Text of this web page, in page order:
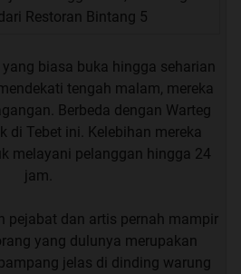
biasa buka hingga seharian
tengah malam, mereka
Berbeda dengan Warteg
di Tebet ini. Kelebihan mereka
melayani pelanggan hingga 24
jam.
pejabat dan artis pernah mampir
yang dulunya merupakan
jelas di dinding warung